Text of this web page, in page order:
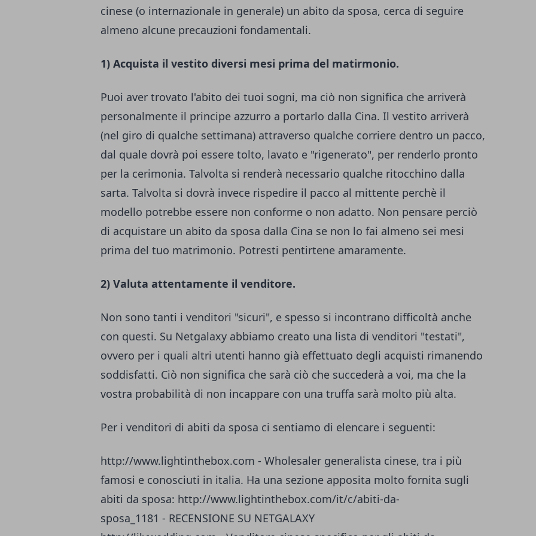
cinese (o internazionale in generale) un abito da sposa, cerca di seguire
almeno alcune precauzioni fondamentali.
1) Acquista il vestito diversi mesi prima del matirmonio.
Puoi aver trovato l'abito dei tuoi sogni, ma ciò non significa che arriverà
personalmente il principe azzurro a portarlo dalla Cina. Il vestito arriverà
(nel giro di qualche settimana) attraverso qualche corriere dentro un pacco,
dal quale dovrà poi essere tolto, lavato e "rigenerato", per renderlo pronto
per la cerimonia. Talvolta si renderà necessario qualche ritocchino dalla
sarta. Talvolta si dovrà invece rispedire il pacco al mittente perchè il
modello potrebbe essere non conforme o non adatto. Non pensare perciò
di acquistare un abito da sposa dalla Cina se non lo fai almeno sei mesi
prima del tuo matrimonio. Potresti pentirtene amaramente.
2) Valuta attentamente il venditore.
Non sono tanti i venditori "sicuri", e spesso si incontrano difficoltà anche
con questi. Su Netgalaxy abbiamo creato una lista di venditori "testati",
ovvero per i quali altri utenti hanno già effettuato degli acquisti rimanendo
soddisfatti. Ciò non significa che sarà ciò che succederà a voi, ma che la
vostra probabilità di non incappare con una truffa sarà molto più alta.
Per i venditori di abiti da sposa ci sentiamo di elencare i seguenti:
http://www.lightinthebox.com - Wholesaler generalista cinese, tra i più
famosi e conosciuti in italia. Ha una sezione apposita molto fornita sugli
abiti da sposa: http://www.lightinthebox.com/it/c/abiti-da-
sposa_1181 - RECENSIONE SU NETGALAXY